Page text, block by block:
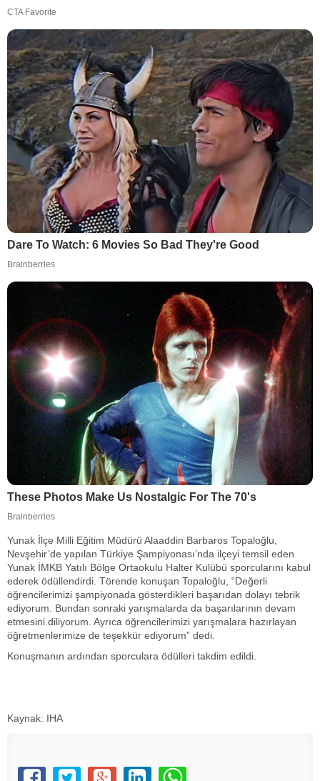
Yunak İlçe Milli Eğitim Müdürü Alaaddin Barbaros Topaloğlu,
Nevşehir’de yapılan Türkiye Şampiyonası’nda ilçeyi temsil eden
Yunak İMKB Yatılı Bölge Ortaokulu Halter Kulübü sporcularını kabul
ederek ödüllendirdi. Törende konuşan Topaloğlu, “Değerli
öğrencilerimizi şampiyonada gösterdikleri başarıdan dolayı tebrik
ediyorum. Bundan sonraki yarışmalarda da başarılarının devam
etmesini diliyorum. Ayrıca öğrencilerimizi yarışmalara hazırlayan
öğretmenlerimize de teşekkür ediyorum” dedi.
Konuşmanın ardından sporculara ödülleri takdim edildi.
Kaynak: IHA